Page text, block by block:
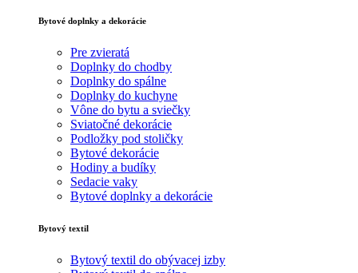
Bytové doplnky a dekorácie
Pre zvieratá
Doplnky do chodby
Doplnky do spálne
Doplnky do kuchyne
Vône do bytu a sviečky
Sviatočné dekorácie
Podložky pod stoličky
Bytové dekorácie
Hodiny a budíky
Sedacie vaky
Bytové doplnky a dekorácie
Bytový textil
Bytový textil do obývacej izby